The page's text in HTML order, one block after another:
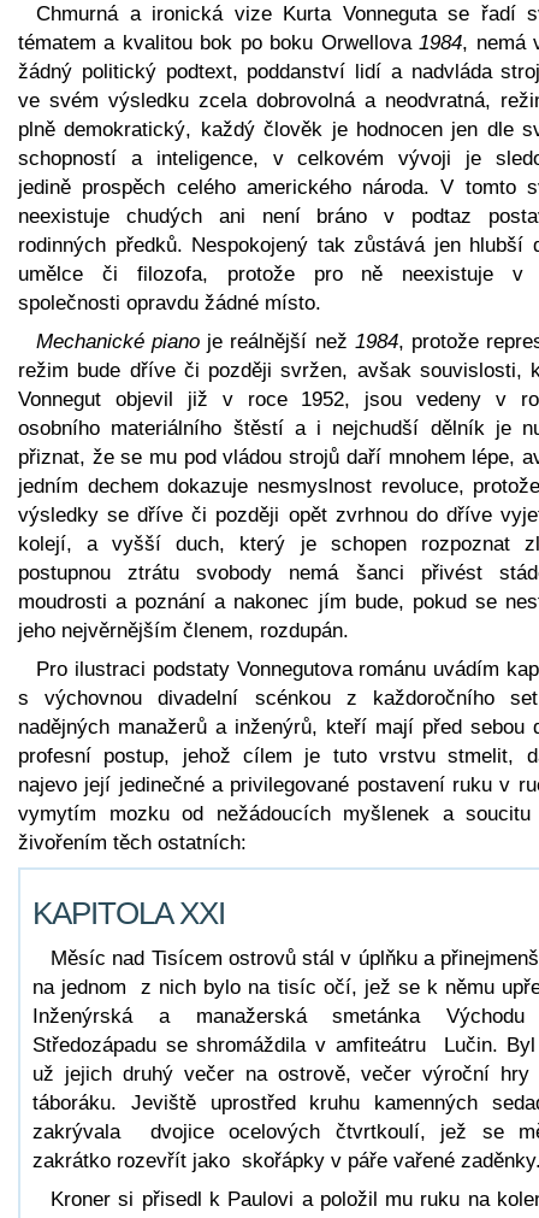
Chmurná a ironická vize Kurta Vonneguta se řadí
tématem a kvalitou bok po boku Orwellova 1984, nemá
žádný politický podtext, poddanství lidí a nadvláda
ve svém výsledku zcela dobrovolná a neodvratná,
plně demokratický, každý člověk je hodnocen jen dle
schopností a inteligence, v celkovém vývoji je
jedině prospěch celého amerického národa. V tomto
neexistuje chudých ani není bráno v podtaz
rodinných předků. Nespokojený tak zůstává jen hlubší
umělce či filozofa, protože pro ně neexistuje v
společnosti opravdu žádné místo.
Mechanické piano je reálnější než 1984, protože
režim bude dříve či později svržen, avšak souvislosti,
Vonnegut objevil již v roce 1952, jsou vedeny v
osobního materiálního štěstí a i nejchudší dělník je
přiznat, že se mu pod vládou strojů daří mnohem lépe,
jedním dechem dokazuje nesmyslnost revoluce,
výsledky se dříve či později opět zvrhnou do dříve
kolejí, a vyšší duch, který je schopen rozpoznat
postupnou ztrátu svobody nemá šanci přivést
moudrosti a poznání a nakonec jím bude, pokud se
jeho nejvěrnějším členem, rozdupán.
Pro ilustraci podstaty Vonnegutova románu uvádím
s výchovnou divadelní scénkou z každoročního
nadějných manažerů a inženýrů, kteří mají před sebou
profesní postup, jehož cílem je tuto vrstvu stmelit,
najevo její jedinečné a privilegované postavení ruku v
vymytím mozku od nežádoucích myšlenek a soucitu
živořením těch ostatních:
KAPITOLA XXI
Měsíc nad Tisícem ostrovů stál v úplňku a
na jednom z nich bylo na tisíc očí, jež se k němu
Inženýrská a manažerská smetánka
Středozápadu se shromáždila v amfiteátru Lučin.
už jejich druhý večer na ostrově, večer výroční
táboráku. Jeviště uprostřed kruhu kamenných
zakrývala dvojice ocelových čtvrtkoulí, jež se
zakrátko rozevřít jako skořápky v páře vařené
Kroner si přisedl k Paulovi a položil mu ruku na